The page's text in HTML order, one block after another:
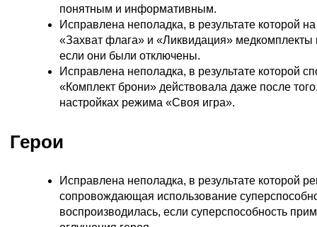
понятным и информативным.
Исправлена неполадка, в результате которой
«Захват флага» и «Ликвидация» медкомплекты
если они были отключены.
Исправлена неполадка, в результате которой
«Комплект брони» действовала даже после
настройках режима «Своя игра».
Герои
Исправлена неполадка, в результате которой
сопровождающая использование
воспроизводилась, если суперспособность